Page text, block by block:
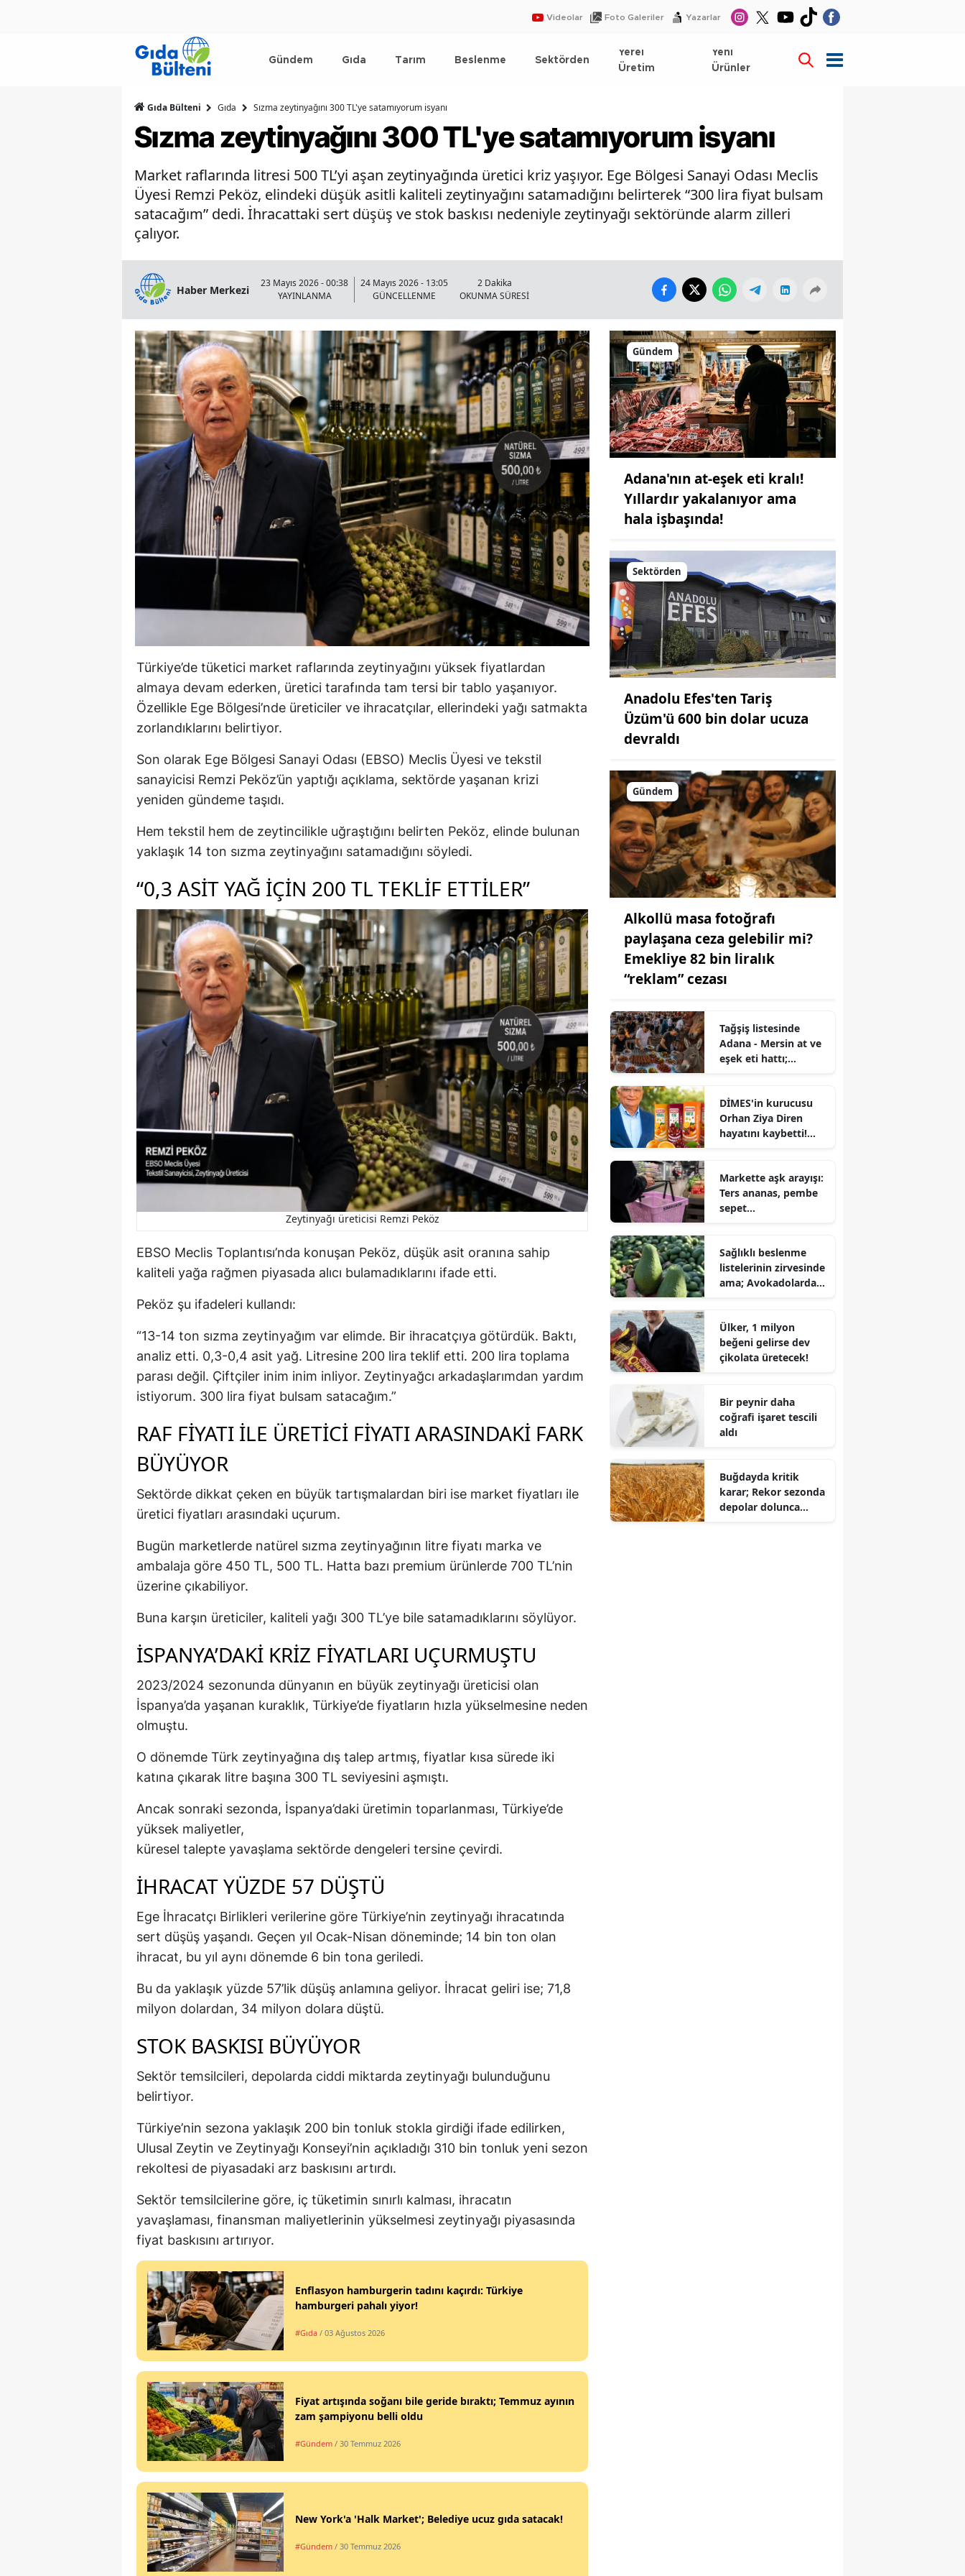
Videolar Foto Galeriler Yazarlar
Gündem Gıda Tarım Beslenme Sektörden
Yerel
Üretim
Yeni
Ürünler
Gıda Bülteni Gıda Sızma zeytinyağını 300 TL'ye satamıyorum isyanı
Sızma zeytinyağını 300 TL'ye satamıyorum isyanı
Market raflarında litresi 500 TL’yi aşan zeytinyağında üretici kriz yaşıyor. Ege Bölgesi Sanayi Odası Meclis
Üyesi Remzi Peköz, elindeki düşük asitli kaliteli zeytinyağını satamadığını belirterek “300 lira fiyat bulsam
satacağım” dedi. İhracattaki sert düşüş ve stok baskısı nedeniyle zeytinyağı sektöründe alarm zilleri
çalıyor.
Haber Merkezi
23 Mayıs 2026 - 00:38
YAYINLANMA
24 Mayıs 2026 - 13:05
GÜNCELLENME
2 Dakika
OKUNMA SÜRESİ
Türkiye’de tüketici market raflarında zeytinyağını yüksek fiyatlardan
almaya devam ederken, üretici tarafında tam tersi bir tablo yaşanıyor.
Özellikle Ege Bölgesi’nde üreticiler ve ihracatçılar, ellerindeki yağı satmakta
zorlandıklarını belirtiyor.
Son olarak Ege Bölgesi Sanayi Odası (EBSO) Meclis Üyesi ve tekstil
sanayicisi Remzi Peköz’ün yaptığı açıklama, sektörde yaşanan krizi
yeniden gündeme taşıdı.
Hem tekstil hem de zeytincilikle uğraştığını belirten Peköz, elinde bulunan
yaklaşık 14 ton sızma zeytinyağını satamadığını söyledi.
“0,3 ASIT YAĞ IÇIN 200 TL TEKLIF ETTILER”
Zeytinyağı üreticisi Remzi Peköz
EBSO Meclis Toplantısı’nda konuşan Peköz, düşük asit oranına sahip
kaliteli yağa rağmen piyasada alıcı bulamadıklarını ifade etti.
Peköz şu ifadeleri kullandı:
“13-14 ton sızma zeytinyağım var elimde. Bir ihracatçıya götürdük. Baktı,
analiz etti. 0,3-0,4 asit yağ. Litresine 200 lira teklif etti. 200 lira toplama
parası değil. Çiftçiler inim inim inliyor. Zeytinyağcı arkadaşlarımdan yardım
istiyorum. 300 lira fiyat bulsam satacağım.”
RAF FIYATI ILE ÜRETICI FIYATI ARASINDAKI FARK
BÜYÜYOR
Sektörde dikkat çeken en büyük tartışmalardan biri ise market fiyatları ile
üretici fiyatları arasındaki uçurum.
Bugün marketlerde natürel sızma zeytinyağının litre fiyatı marka ve
ambalaja göre 450 TL, 500 TL. Hatta bazı premium ürünlerde 700 TL’nin
üzerine çıkabiliyor.
Buna karşın üreticiler, kaliteli yağı 300 TL’ye bile satamadıklarını söylüyor.
İSPANYA’DAKI KRIZ FIYATLARI UÇURMUŞTU
2023/2024 sezonunda dünyanın en büyük zeytinyağı üreticisi olan
İspanya’da yaşanan kuraklık, Türkiye’de fiyatların hızla yükselmesine neden
olmuştu.
O dönemde Türk zeytinyağına dış talep artmış, fiyatlar kısa sürede iki
katına çıkarak litre başına 300 TL seviyesini aşmıştı.
Ancak sonraki sezonda, İspanya’daki üretimin toparlanması, Türkiye’de
yüksek maliyetler,
küresel talepte yavaşlama sektörde dengeleri tersine çevirdi.
İHRACAT YÜZDE 57 DÜŞTÜ
Ege İhracatçı Birlikleri verilerine göre Türkiye’nin zeytinyağı ihracatında
sert düşüş yaşandı. Geçen yıl Ocak-Nisan döneminde; 14 bin ton olan
ihracat, bu yıl aynı dönemde 6 bin tona geriledi.
Bu da yaklaşık yüzde 57’lik düşüş anlamına geliyor. İhracat geliri ise; 71,8
milyon dolardan, 34 milyon dolara düştü.
STOK BASKISI BÜYÜYOR
Sektör temsilcileri, depolarda ciddi miktarda zeytinyağı bulunduğunu
belirtiyor.
Türkiye’nin sezona yaklaşık 200 bin tonluk stokla girdiği ifade edilirken,
Ulusal Zeytin ve Zeytinyağı Konseyi’nin açıkladığı 310 bin tonluk yeni sezon
rekoltesi de piyasadaki arz baskısını artırdı.
Sektör temsilcilerine göre, iç tüketimin sınırlı kalması, ihracatın
yavaşlaması, finansman maliyetlerinin yükselmesi zeytinyağı piyasasında
fiyat baskısını artırıyor.
Enflasyon hamburgerin tadını kaçırdı: Türkiye
hamburgeri pahalı yiyor!
#Gıda / 03 Ağustos 2026
Fiyat artışında soğanı bile geride bıraktı; Temmuz ayının
zam şampiyonu belli oldu
#Gündem / 30 Temmuz 2026
New York'a 'Halk Market'; Belediye ucuz gıda satacak!
#Gündem / 30 Temmuz 2026
Gündem
Adana'nın at-eşek eti kralı!
Yıllardır yakalanıyor ama
hala işbaşında!
Sektörden
Anadolu Efes'ten Tariş
Üzüm'ü 600 bin dolar ucuza
devraldı
Gündem
Alkollü masa fotoğrafı
paylaşana ceza gelebilir mi?
Emekliye 82 bin liralık
“reklam” cezası
Tağşiş listesinde
Adana - Mersin at ve
eşek eti hattı;
DİMES'in kurucusu
Orhan Ziya Diren
hayatını kaybetti!
öncüsüydü..
Markette aşk arayışı:
Ters ananas, pembe
sepet…
Sağlıklı beslenme
listelerinin zirvesinde
ama; Avokadolarda
Ülker, 1 milyon
beğeni gelirse dev
çikolata üretecek!
Bir peynir daha
coğrafi işaret tescili
aldı
Buğdayda kritik
karar; Rekor sezonda
depolar dolunca